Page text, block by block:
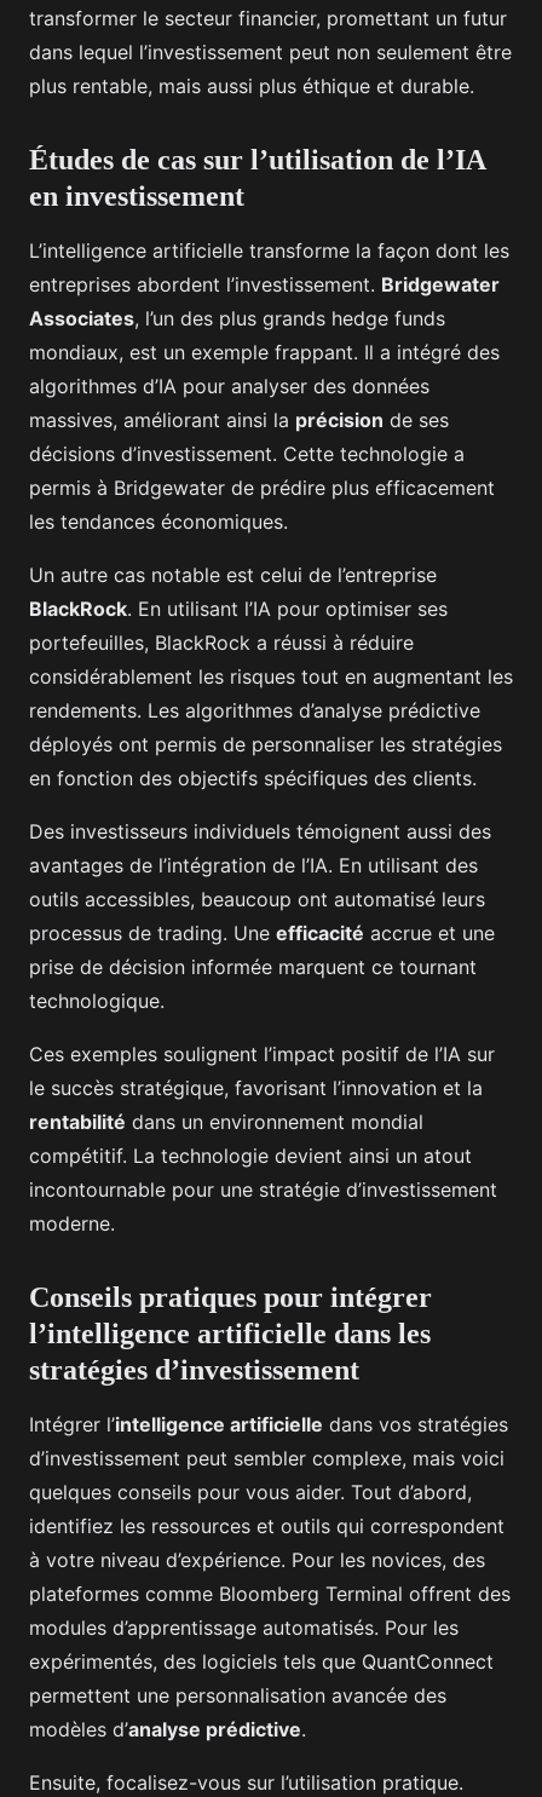
transformer le secteur financier, promettant un futur
dans lequel l’investissement peut non seulement être
plus rentable, mais aussi plus éthique et durable.
Études de cas sur l’utilisation de l’IA
en investissement
L’intelligence artificielle transforme la façon dont les
entreprises abordent l’investissement. Bridgewater
Associates, l’un des plus grands hedge funds
mondiaux, est un exemple frappant. Il a intégré des
algorithmes d’IA pour analyser des données
massives, améliorant ainsi la précision de ses
décisions d’investissement. Cette technologie a
permis à Bridgewater de prédire plus efficacement
les tendances économiques.
Un autre cas notable est celui de l’entreprise
BlackRock. En utilisant l’IA pour optimiser ses
portefeuilles, BlackRock a réussi à réduire
considérablement les risques tout en augmentant les
rendements. Les algorithmes d’analyse prédictive
déployés ont permis de personnaliser les stratégies
en fonction des objectifs spécifiques des clients.
Des investisseurs individuels témoignent aussi des
avantages de l’intégration de l’IA. En utilisant des
outils accessibles, beaucoup ont automatisé leurs
processus de trading. Une efficacité accrue et une
prise de décision informée marquent ce tournant
technologique.
Ces exemples soulignent l’impact positif de l’IA sur
le succès stratégique, favorisant l’innovation et la
rentabilité dans un environnement mondial
compétitif. La technologie devient ainsi un atout
incontournable pour une stratégie d’investissement
moderne.
Conseils pratiques pour intégrer
l’intelligence artificielle dans les
stratégies d’investissement
Intégrer l’intelligence artificielle dans vos stratégies
d’investissement peut sembler complexe, mais voici
quelques conseils pour vous aider. Tout d’abord,
identifiez les ressources et outils qui correspondent
à votre niveau d’expérience. Pour les novices, des
plateformes comme Bloomberg Terminal offrent des
modules d’apprentissage automatisés. Pour les
expérimentés, des logiciels tels que QuantConnect
permettent une personnalisation avancée des
modèles d’analyse prédictive.
Ensuite, focalisez-vous sur l’utilisation pratique.